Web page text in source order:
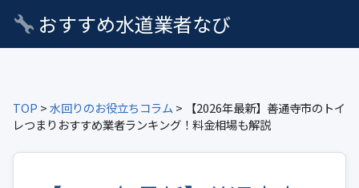
おすすめ水道業者なび
TOP >水回りのお役立ちコラム > 【2026年最新】善通寺市のトイ
レつまりおすすめ業者ランキング！料金相場も解説